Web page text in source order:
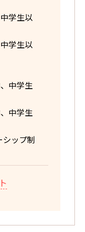
学生以
学生以
中学生
中学生
ップ制